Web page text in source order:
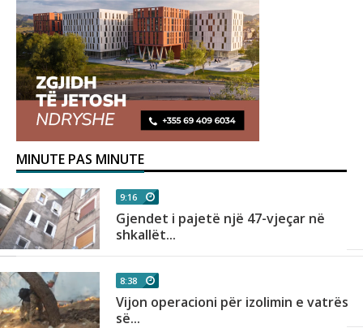
MINUTE PAS MINUTE
9:16
Gjendet i pajetë një 47-vjeçar në
shkallët...
8:38
Vijon operacioni për izolimin e vatrës
së...